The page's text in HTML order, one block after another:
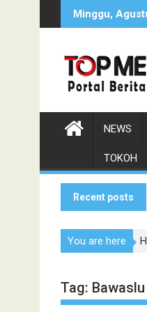
Minggu,
NEWS
TOKOH
Recent posts
You are here
Tag: